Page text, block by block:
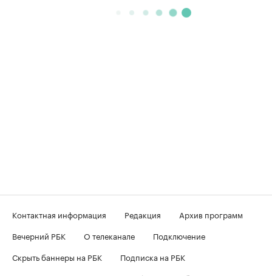
Контактная информация Редакция
Архив программ
Вечерний РБК
О телеканале
Подключение
Скрыть баннеры на РБК
Подписка на РБК